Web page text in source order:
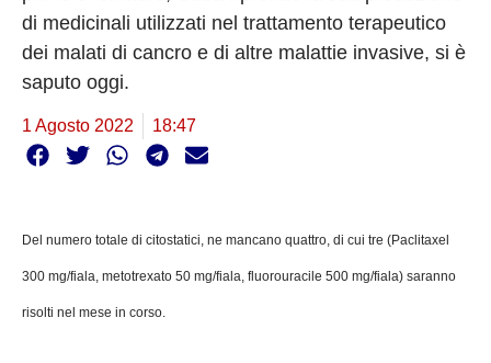
di medicinali utilizzati nel trattamento terapeutico
dei malati di cancro e di altre malattie invasive, si è
saputo oggi.
1 Agosto 2022 18:47
Del numero totale di citostatici, ne mancano quattro, di cui tre (Paclitaxel
300 mg/fiala, metotrexato 50 mg/fiala, fluorouracile 500 mg/fiala) saranno
risolti nel mese in corso.